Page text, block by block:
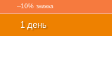
–10%
1 день